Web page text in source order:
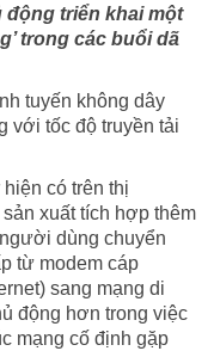
triển khai một
trong các buổi dã
tuyến không dây
với tốc độ truyền tải
có trên thị
xuất tích hợp thêm
dùng chuyển
từ modem cáp
sang mạng di
động hơn trong việc
mạng cố định gặp